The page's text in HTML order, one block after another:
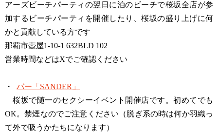
アーズビーチパーティの翌日に泊のビーチで桜坂全店が参
加するビーチパーティを開催したり、桜坂の盛り上げに何
かと貢献している方です
那覇市壺屋1-10-1 632BLD 102
営業時間などはXでご確認ください
・
バー「SANDER」
桜坂で随一のセクシーイベント開催店です。初めてでも
OK。禁煙なのでご注意ください（脱ぎ系の時は何か羽織っ
て外で吸うかたちになります）